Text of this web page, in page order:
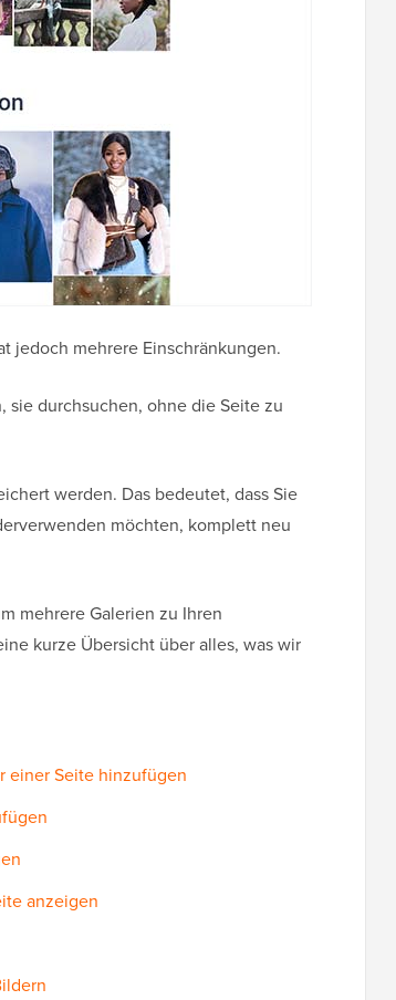
jedoch mehrere Einschränkungen.
sie durchsuchen, ohne die Seite zu
werden. Das bedeutet, dass Sie
möchten, komplett neu
mehrere Galerien zu Ihren
kurze Übersicht über alles, was wir
einer Seite hinzufügen
anzeigen